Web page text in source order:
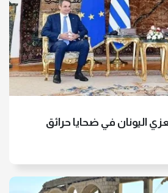
اليونان في ضحايا حرائق